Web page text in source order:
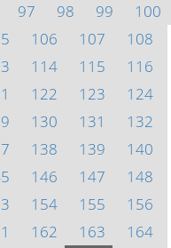
97 98 99
100
106 107
108
114 115
116
122 123
124
130 131
132
138 139
140
146 147
148
154 155
156
162 163
164